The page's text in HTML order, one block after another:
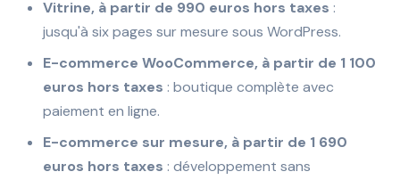
Vitrine, à partir de 990 euros hors taxes :
jusqu'à six pages sur mesure sous WordPress.
E-commerce WooCommerce, à partir de 1 100
euros hors taxes : boutique complète avec
paiement en ligne.
E-commerce sur mesure, à partir de 1 690
euros hors taxes : développement sans